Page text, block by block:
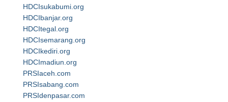
HDCIsukabumi.org
HDCIbanjar.org
HDCItegal.org
HDCIsemarang.org
HDCIkediri.org
HDCImadiun.org
PRSIaceh.com
PRSIsabang.com
PRSIdenpasar.com